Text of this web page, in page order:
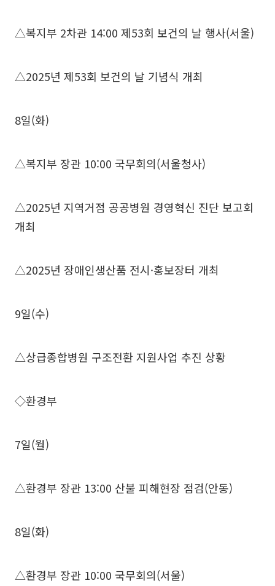
△복지부 2차관 14:00 제53회 보건의 날 행사(서울)
△2025년 제53회 보건의 날 기념식 개최
8일(화)
△복지부 장관 10:00 국무회의(서울청사)
△2025년 지역거점 공공병원 경영혁신 진단 보고회
개최
△2025년 장애인생산품 전시·홍보장터 개최
9일(수)
△상급종합병원 구조전환 지원사업 추진 상황
◇환경부
7일(월)
△환경부 장관 13:00 산불 피해현장 점검(안동)
8일(화)
△환경부 장관 10:00 국무회의(서울)